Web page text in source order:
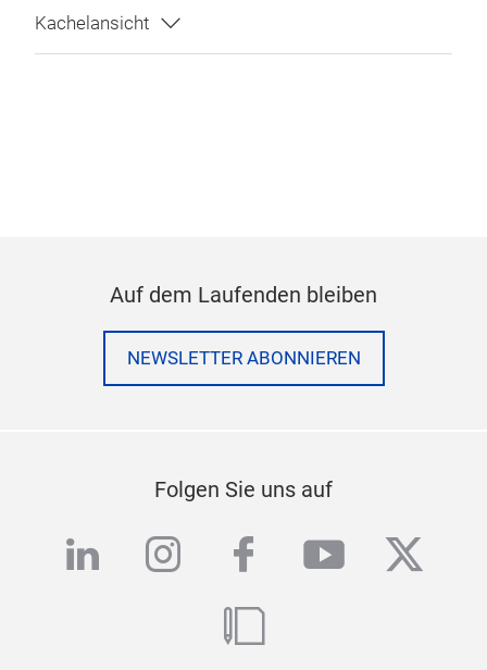
Auf dem Laufenden bleiben
NEWSLETTER ABONNIEREN
Folgen Sie uns auf
linkedininstagram
facebook
youtube
blog